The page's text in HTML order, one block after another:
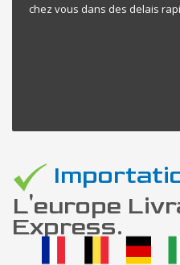
chez vous dans des delais
L'europe
Express.